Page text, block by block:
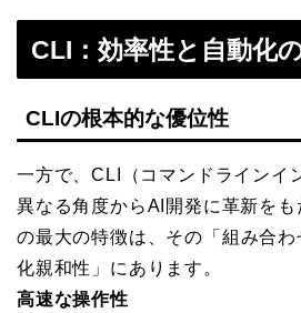
CLI：効率性と自動化
CLIの根本的な優位性
一方で、CLI（コマンドラインイ
異なる角度からAI開発に革新をも
の最大の特徴は、その「組み合
化親和性」にあります。
高速な操作性